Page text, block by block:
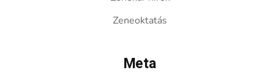
Zeneoktatás
Meta